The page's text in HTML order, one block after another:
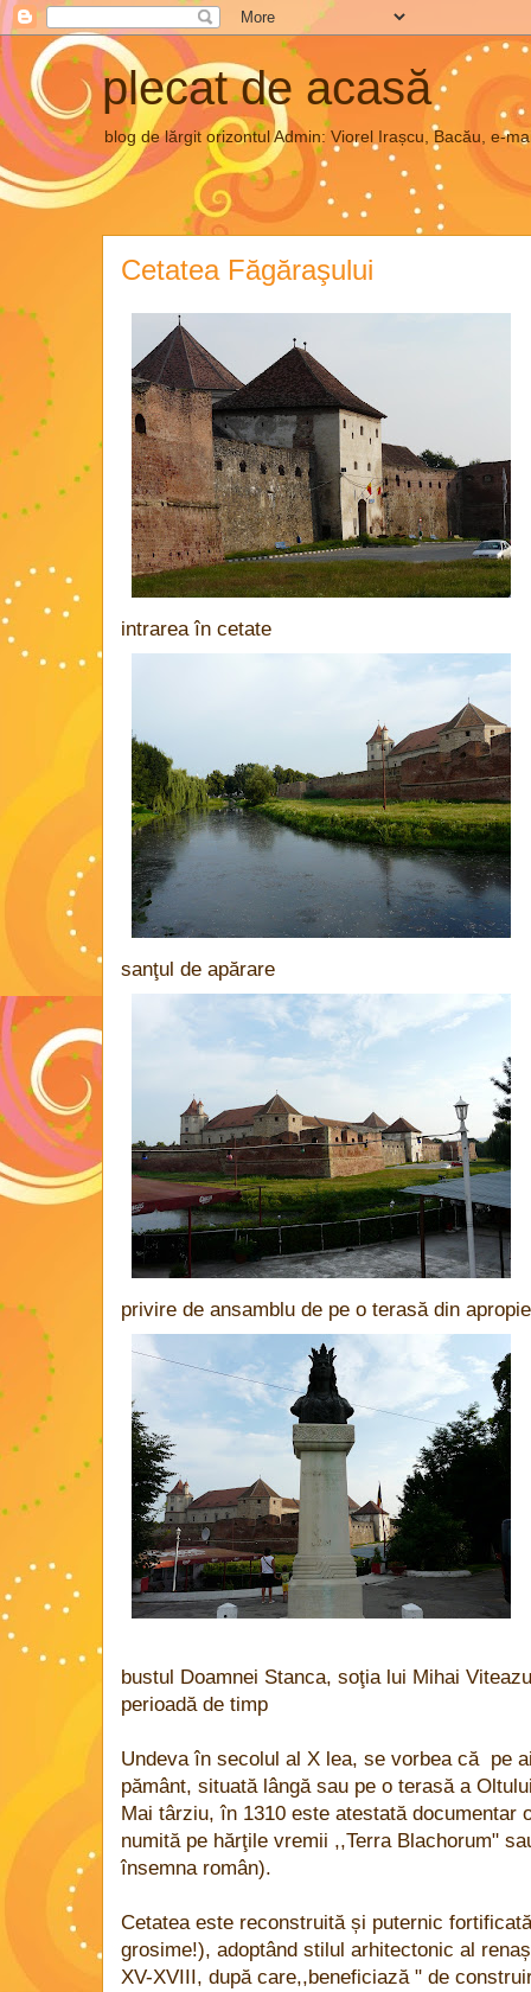
plecat de acasă
blog de lărgit orizontul Admin: Viorel Irașcu, Bacău, e-
Cetatea Făgăraşului
intrarea în cetate
sanţul de apărare
privire de ansamblu de pe o terasă din
bustul Doamnei Stanca, soţia lui Mihai
perioadă de timp
Undeva în secolul al X lea, se vorbea că pe
pământ, situată lângă sau pe o terasă a
Mai târziu, în 1310 este atestată documentar
numită pe hărţile vremii ,,Terra Blachorum"
însemna român).
Cetatea este reconstruită și puternic
grosime!), adoptând stilul arhitectonic al
XV-XVIII, după care,,beneficiază " de